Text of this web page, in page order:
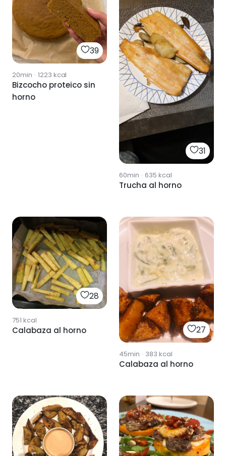
39
20min · 1223 kcal
Bizcocho proteico sin
horno
31
60min · 635 kcal
Trucha al horno
28
751 kcal
Calabaza al horno 27
45min · 383 kcal
Calabaza al horno